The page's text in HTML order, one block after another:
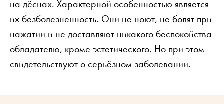
на дёснах. Характерной особенностью является
их безболезненность. Они не ноют, не болят при
нажатии и не доставляют никакого беспокойства
обладателю, кроме эстетического. Но при этом
свидетельствуют о серьёзном заболевании.